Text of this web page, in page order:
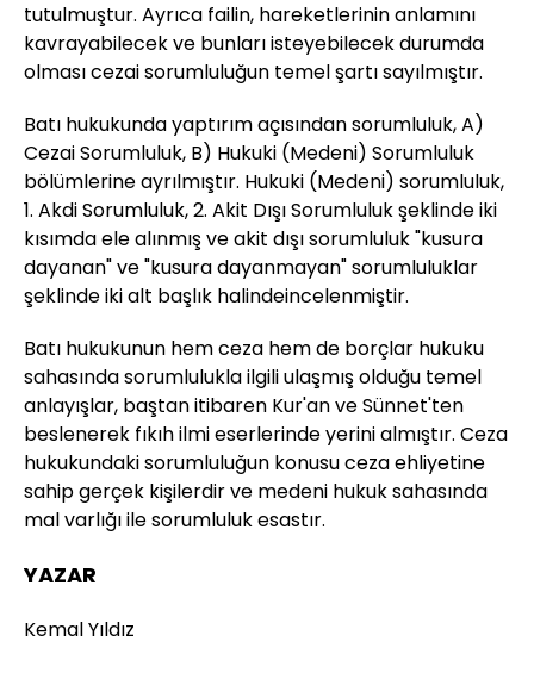
tutulmuştur. Ayrıca failin, hareketlerinin anlamını
kavrayabilecek ve bunları isteyebilecek durumda
olması cezai sorumluluğun temel şartı sayılmıştır.
Batı hukukunda yaptırım açısından sorumluluk, A)
Cezai Sorumluluk, B) Hukuki (Medeni) Sorumluluk
bölümlerine ayrılmıştır. Hukuki (Medeni) sorumluluk,
1. Akdi Sorumluluk, 2. Akit Dışı Sorumluluk şeklinde iki
kısımda ele alınmış ve akit dışı sorumluluk "kusura
dayanan" ve "kusura dayanmayan" sorumluluklar
şeklinde iki alt başlık halindeincelenmiştir.
Batı hukukunun hem ceza hem de borçlar hukuku
sahasında sorumlulukla ilgili ulaşmış olduğu temel
anlayışlar, baştan itibaren Kur'an ve Sünnet'ten
beslenerek fıkıh ilmi eserlerinde yerini almıştır. Ceza
hukukundaki sorumluluğun konusu ceza ehliyetine
sahip gerçek kişilerdir ve medeni hukuk sahasında
mal varlığı ile sorumluluk esastır.
YAZAR
Kemal Yıldız